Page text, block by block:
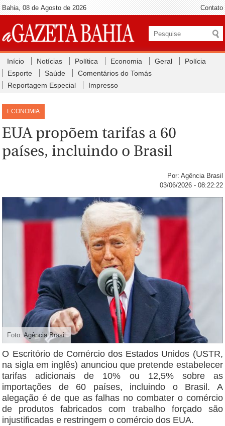
Bahia, 08 de Agosto de 2026 Contato
Início Notícias Política Economia Geral
Polícia
Esporte
Saúde
Comentários do Tomás
Reportagem Especial
Impresso
ECONOMIA
EUA propõem tarifas a 60
países, incluindo o Brasil
Por: Agência Brasil
03/06/2026 - 08:22:22
Foto: Agência Brasil
O Escritório de Comércio dos Estados Unidos (USTR,
na sigla em inglês) anunciou que pretende estabelecer
tarifas adicionais de 10% ou 12,5% sobre as
importações de 60 países, incluindo o Brasil. A
alegação é de que as falhas no combater o comércio
de produtos fabricados com trabalho forçado são
injustificadas e restringem o comércio dos EUA.